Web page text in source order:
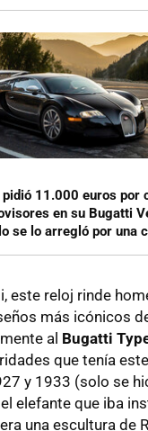
11.000 euros por
en su Bugatti
se lo arregló por una
este reloj rinde
más icónicos
al Bugatti
que tenía
y 1933 (solo se
elefante que iba
una escultura de